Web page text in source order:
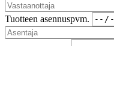
Tuotteen asennuspvm.